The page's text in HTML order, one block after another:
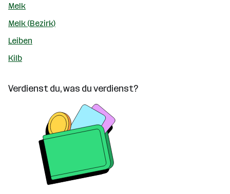
Melk
Melk (Bezirk)
Leiben
Kilb
Verdienst du, was du verdienst?